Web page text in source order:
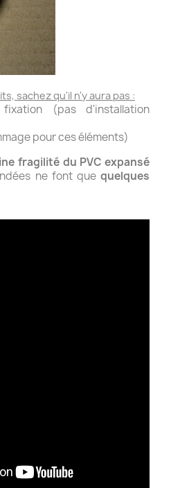
sachez qu'il n'y aura pas :
(pas d'installation
pour ces éléments)
fragilité du PVC expansé
ne font que quelques